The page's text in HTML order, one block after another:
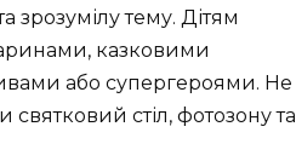
зрозумілу тему. Дітям
казковими
або супергероями. Не
стіл, фотозону та